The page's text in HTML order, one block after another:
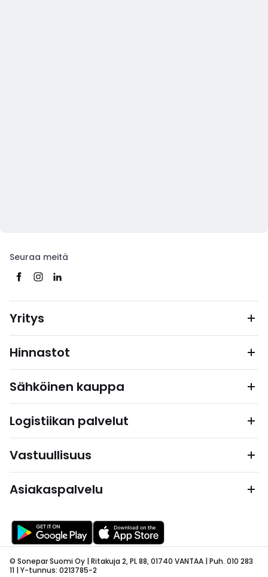
Seuraa meitä
Yritys
Hinnastot
Sähköinen kauppa
Logistiikan palvelut
Vastuullisuus
Asiakaspalvelu
© Sonepar Suomi Oy | Ritakuja 2, PL 88, 01740 VANTAA | Puh. 010 283
11 | Y-tunnus: 0213785-2